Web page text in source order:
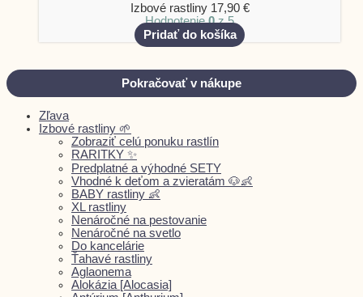
Izbové rastliny 17,90 €
Hodnotenie0z 5
Pridať do košíka
Pokračovať v nákupe
Zľava
Izbové rastliny 🌱
Zobraziť celú ponuku rastlín
RARITKY ✨
Predplatné a výhodné SETY
Vhodné k deťom a zvieratám 🐶👶
BABY rastliny 👶
XL rastliny
Nenáročné na pestovanie
Nenáročné na svetlo
Do kancelárie
Ťahavé rastliny
Aglaonema
Alokázia [Alocasia]